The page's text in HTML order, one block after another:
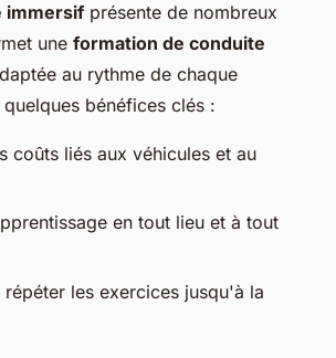
immersifprésente de nombreux
une formation de conduite
au rythme de chaque
bénéfices clés :
coûts liés aux véhicules et au
en tout lieu et à tout
répéter les exercices jusqu'à la